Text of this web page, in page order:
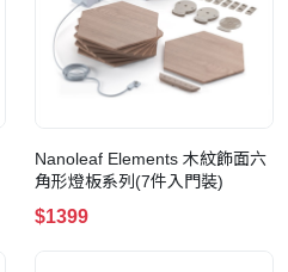
Nanoleaf Elements 木紋飾面六
角形燈板系列(7件入門裝)
$1399